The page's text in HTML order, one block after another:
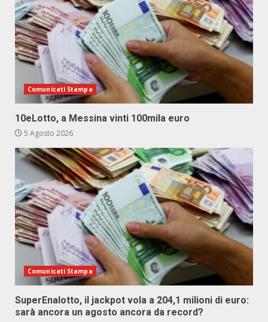
Comunicati Stampa
10eLotto, a Messina vinti 100mila euro
5 Agosto 2026
Comunicati Stampa
SuperEnalotto, il jackpot vola a 204,1 milioni di euro:
sarà ancora un agosto ancora da record?